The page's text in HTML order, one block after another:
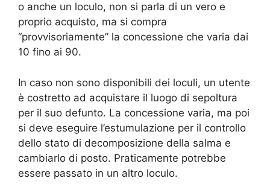
o anche un loculo, non si parla di un vero e
proprio acquisto, ma si compra
“provvisoriamente” la concessione che varia dai
10 fino ai 90.
In caso non sono disponibili dei loculi, un utente
è costretto ad acquistare il luogo di sepoltura
per il suo defunto. La concessione varia, ma poi
si deve eseguire l’estumulazione per il controllo
dello stato di decomposizione della salma e
cambiarlo di posto. Praticamente potrebbe
essere passato in un altro loculo.